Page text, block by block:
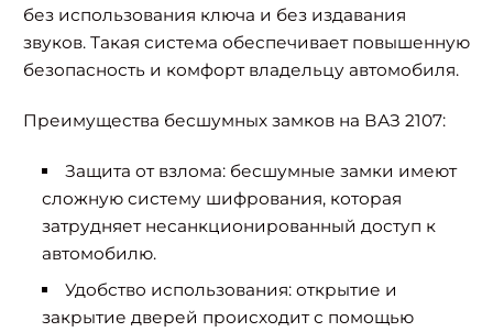
без использования ключа и без издавания
звуков. Такая система обеспечивает повышенную
безопасность и комфорт владельцу автомобиля.
Преимущества бесшумных замков на ВАЗ 2107:
Защита от взлома: бесшумные замки имеют
сложную систему шифрования, которая
затрудняет несанкционированный доступ к
автомобилю.
Удобство использования: открытие и
закрытие дверей происходит с помощью